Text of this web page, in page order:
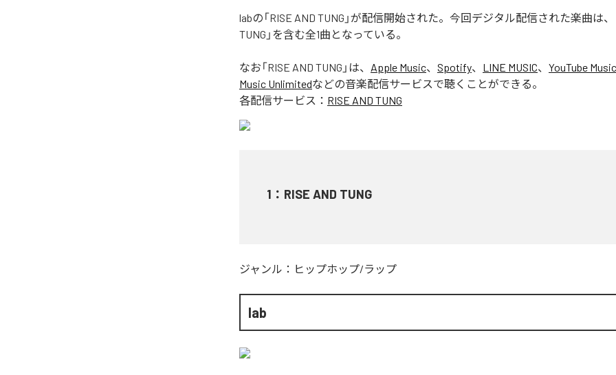
labの「RISE AND TUNG」が配信開始された。今回デジタル配信された楽曲は、
TUNG」を含む全1曲となっている。
なお「RISE AND TUNG 」は、 Apple Music、 Spotify、 LINE MUSIC、 YouTube Music
Music Unlimitedなどの音楽配信サービスで聴くことができる。
各配信サービス： RISE AND TUNG
1 ： RISE AND TUNG
ジャンル： ヒップホップ/ラップ
lab